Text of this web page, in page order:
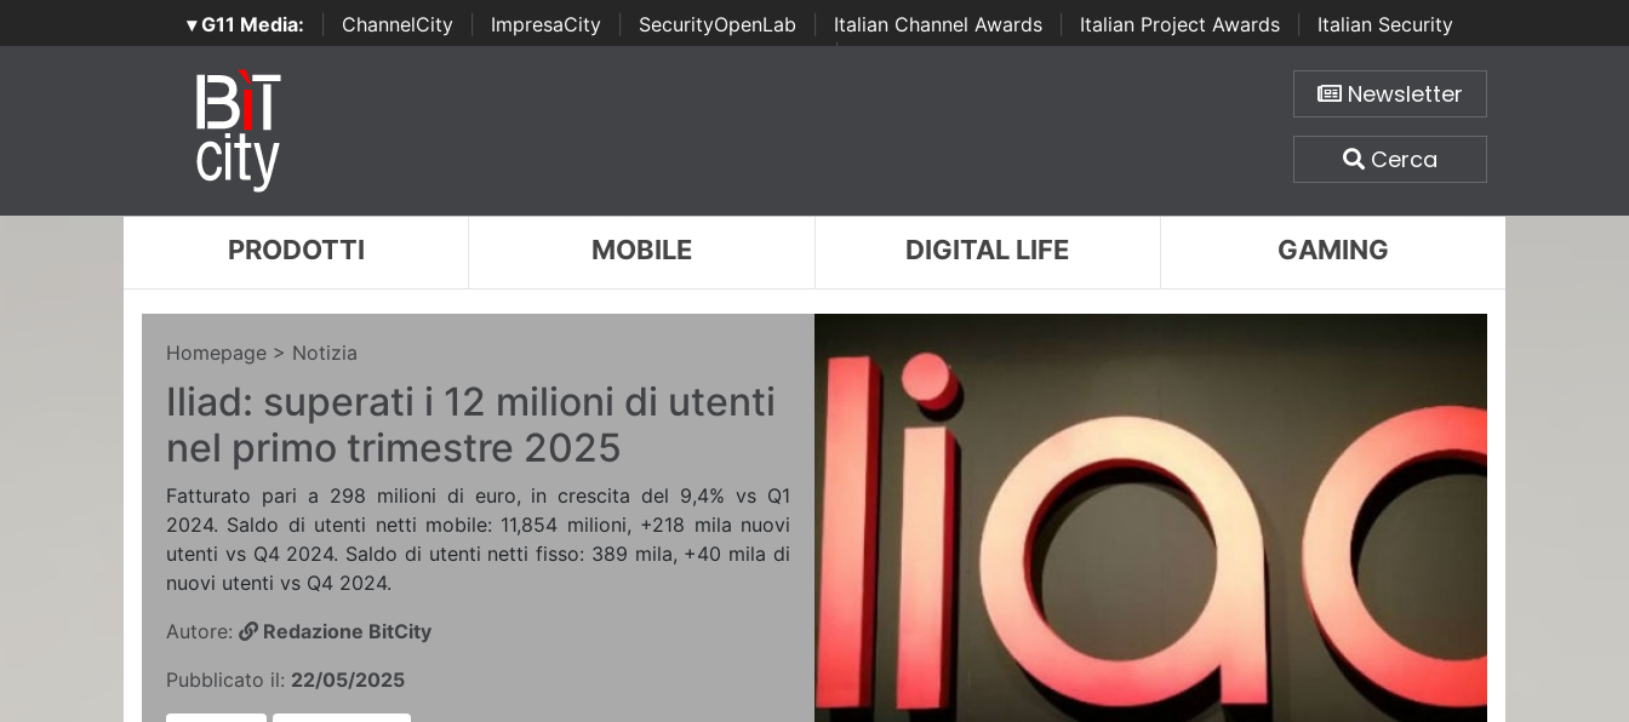
▾ G11 Media: ChannelCity ImpresaCity SecurityOpenLab Italian Channel Awards Italian Project Awards
Italian Security
Awards | ...
Newsletter
Cerca
PRODOTTI MOBILE DIGITAL LIFE GAMING
Homepage > Notizia
Iliad: superati i 12 milioni di utenti
nel primo trimestre 2025
Fatturato pari a 298 milioni di euro, in crescita del 9,4% vs Q1
2024. Saldo di utenti netti mobile: 11,854 milioni, +218 mila nuovi
utenti vs Q4 2024. Saldo di utenti netti fisso: 389 mila, +40 mila di
nuovi utenti vs Q4 2024.
Autore:
Redazione BitCity
Pubblicato il: 22/05/2025